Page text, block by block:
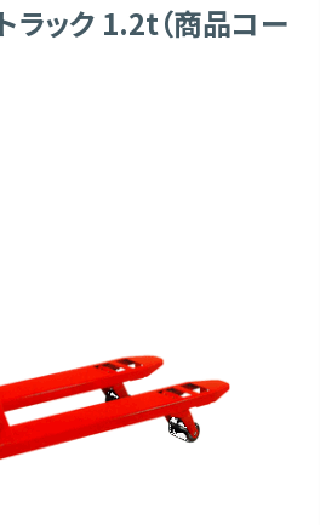
ラック 1.2t（商品コー